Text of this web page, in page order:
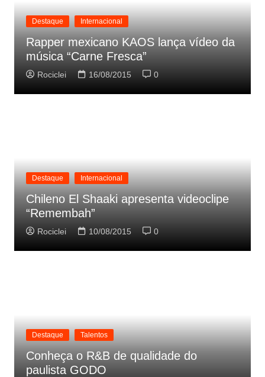
Destaque Internacional
Rapper mexicano KAOS lança vídeo da
música “Carne Fresca”
Rociclei 16/08/2015 0
Destaque Internacional
Chileno El Shaaki apresenta videoclipe
“Remembah”
Rociclei 10/08/2015 0
Destaque Talentos
Conheça o R&B de qualidade do
paulista GODO